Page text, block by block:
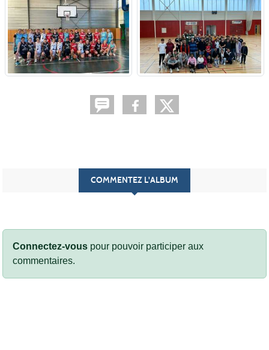
COMMENTEZ L'ALBUM
Connectez-vous pour pouvoir participer aux
commentaires.